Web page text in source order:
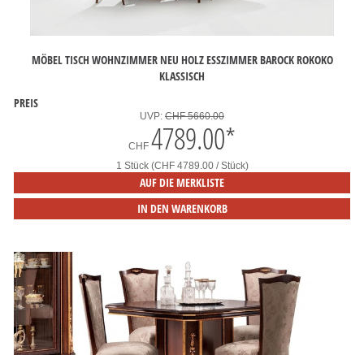
MÖBEL TISCH WOHNZIMMER NEU HOLZ ESSZIMMER BAROCK ROKOKO
KLASSISCH
PREIS
UVP: CHF 5660.00
CHF 4789.00*
1 Stück (CHF 4789.00 / Stück)
AUF DIE MERKLISTE
IN DEN WARENKORB